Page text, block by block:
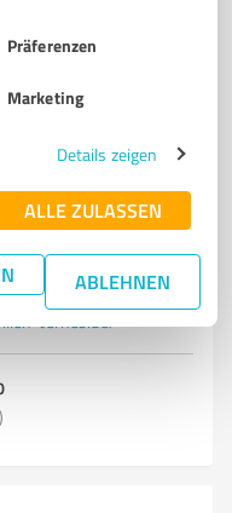
Präferenzen
Marketing
Details zeigen
ALLE ZULASSEN
ABLEHNEN
IMMOBILIENVERMIETUNG
ternes.de/